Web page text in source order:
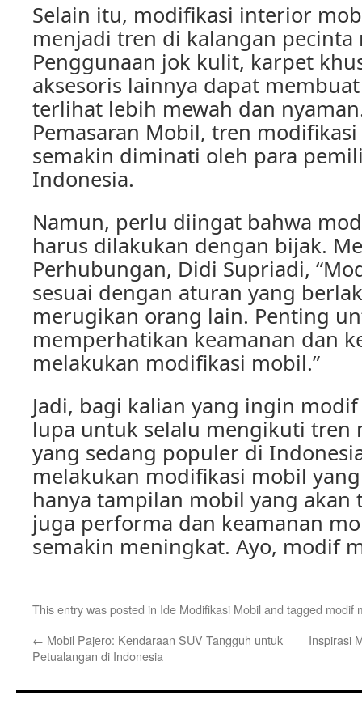
Selain itu, modifikasi interior
menjadi tren di kalangan pecinta
Penggunaan jok kulit, karpet
aksesoris lainnya dapat
terlihat lebih mewah dan
Pemasaran Mobil, tren
semakin diminati oleh para
Indonesia.
Namun, perlu diingat bahwa
harus dilakukan dengan bijak.
Perhubungan, Didi Supriadi,
sesuai dengan aturan yang
merugikan orang lain. Penting
memperhatikan keamanan dan
melakukan modifikasi mobil.”
Jadi, bagi kalian yang ingin
lupa untuk selalu mengikuti tren
yang sedang populer di
melakukan modifikasi mobil
hanya tampilan mobil yang
juga performa dan keamanan
semakin meningkat. Ayo, modif
This entry was posted in Ide Modifikasi Mobil and tagged modif
← Mobil Pajero: Kendaraan SUV Tangguh untuk
Petualangan di Indonesia
Inspirasi